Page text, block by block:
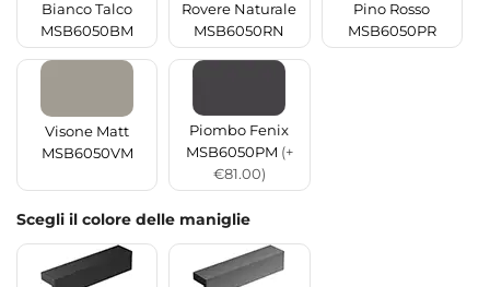
Bianco Talco
MSB6050BM
Rovere Naturale
MSB6050RN
Pino Rosso
MSB6050PR
Visone Matt
MSB6050VM
Piombo Fenix
MSB6050PM (+
€81.00)
Scegli il colore delle maniglie